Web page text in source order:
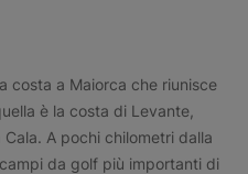
costa a Maiorca che riunisce
è la costa di Levante,
A pochi chilometri dalla
da golf più importanti di